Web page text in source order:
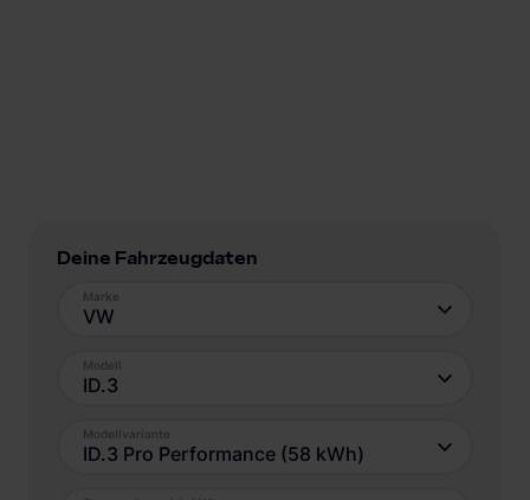
Deine Fahrzeugdaten
Marke
VW
Modell
ID.3
Modellvariante
ID.3 Pro Performance (58 kWh)